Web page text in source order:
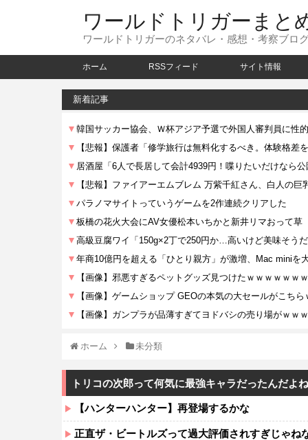
ワールドトリガーまと
ワールドトリガーのネタバレ・感想・考察ブロ
ホーム RSSフィード サイト情報
新着記事
ホーム 未分類
トリコの次郎って何気に最強キャラだったんだよ
【ハンターハンター】再登場するかな
正直ザ・ビートルズって過大評価されすぎじゃね